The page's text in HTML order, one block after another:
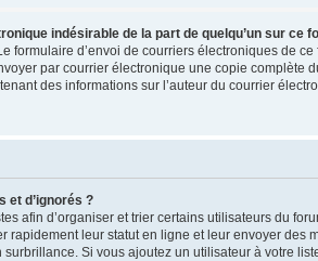
indésirable de la part de quelqu’un sur ce
formulaire d’envoi de courriers électroniques de
par courrier électronique une copie complète
des informations sur l’auteur du courrier
et d’ignorés ?
afin d’organiser et trier certains utilisateurs du
rapidement leur statut en ligne et leur envoyer
Si vous ajoutez un utilisateur à votre